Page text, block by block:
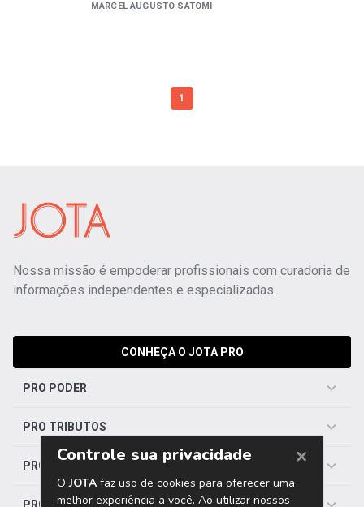
MARCEL AUGUSTO SATOMI
1
Nossa missão é empoderar profissionais com curadoria de
informações independentes e especializadas.
CONHEÇA O JOTA PRO
PRO PODER
PRO TRIBUTOS
PRO TRABALHISTA